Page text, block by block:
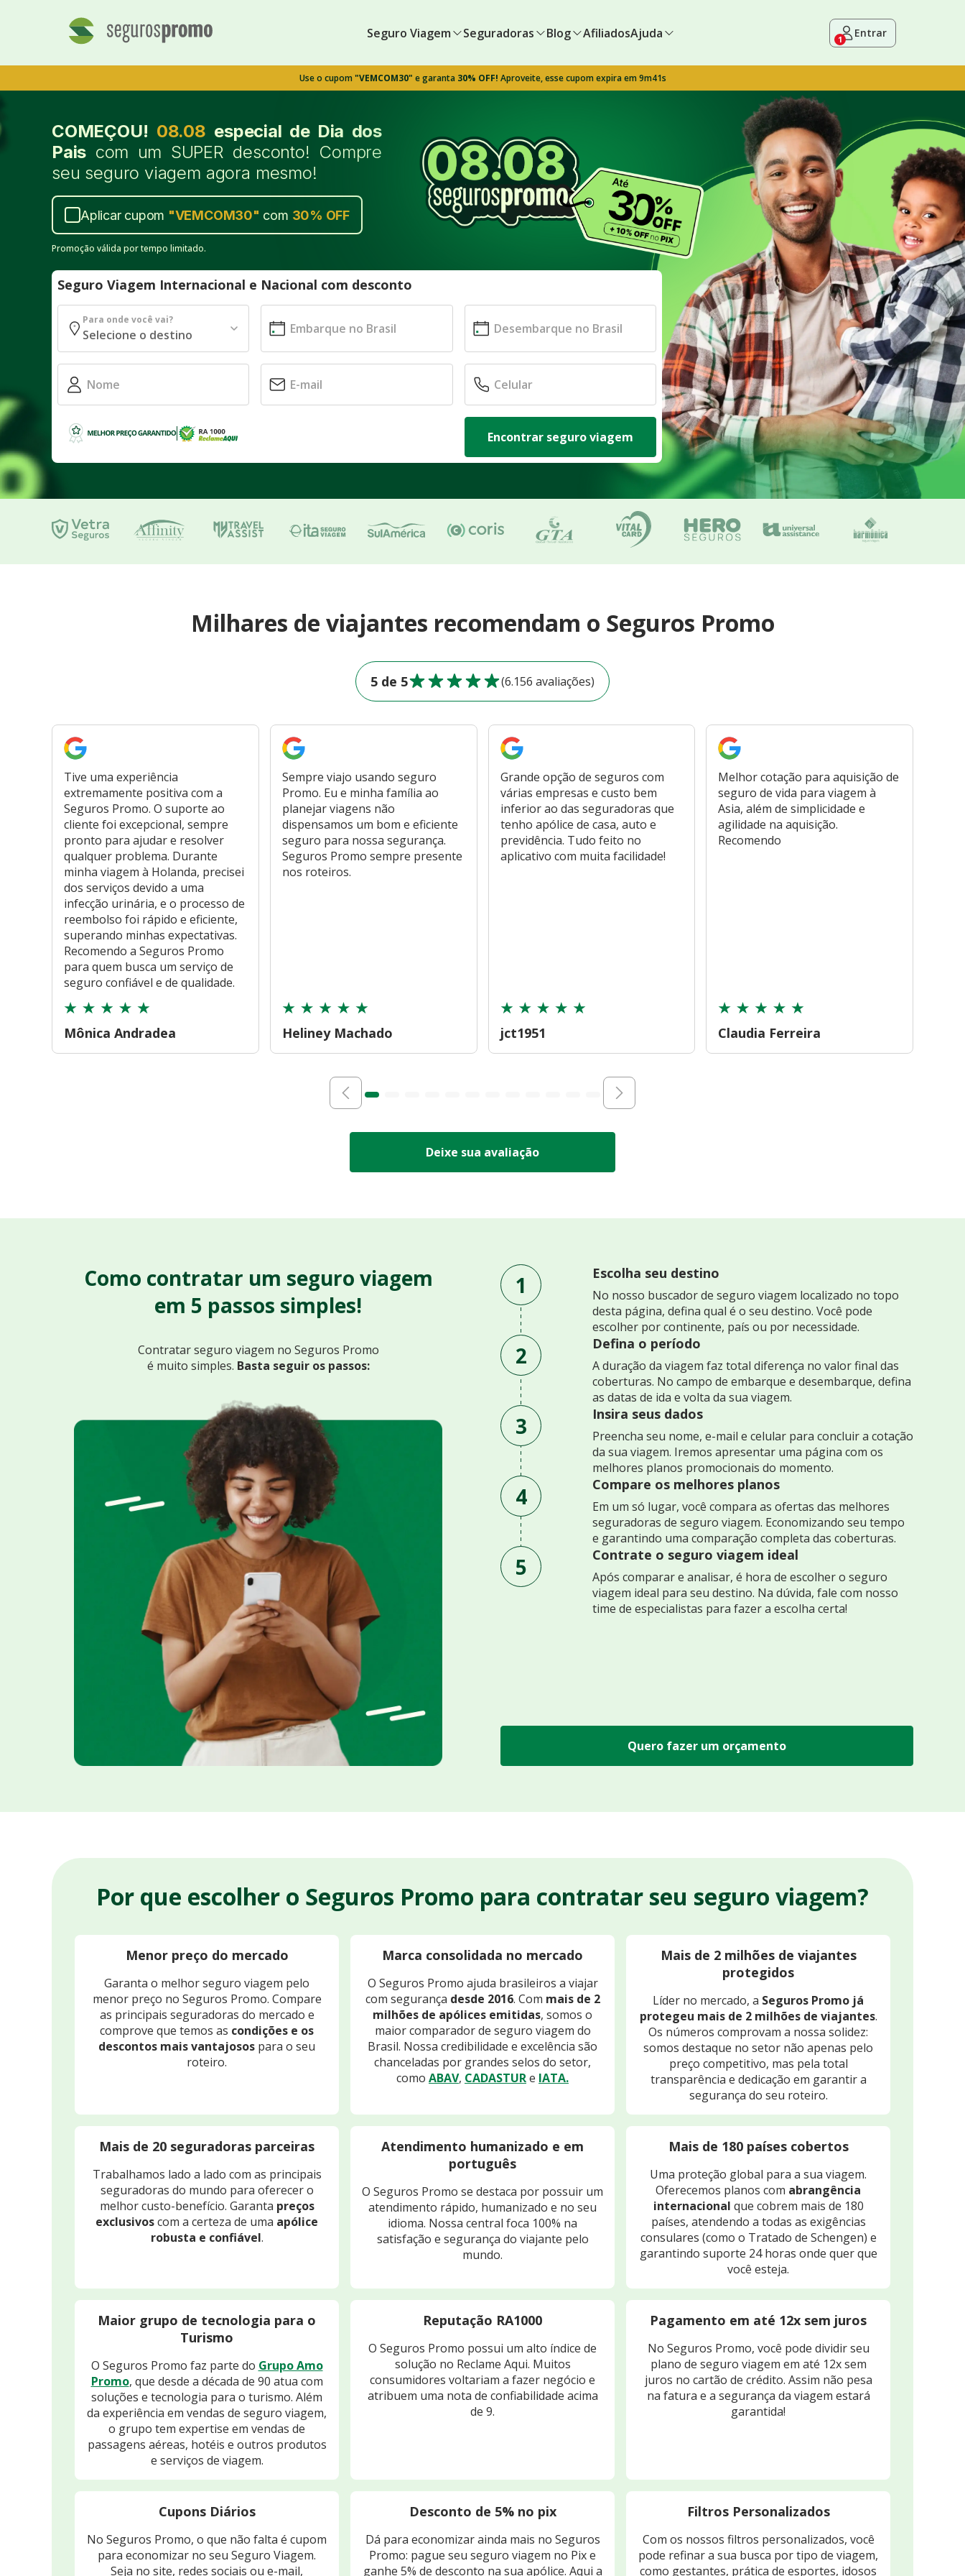
Seguro Viagem Seguradoras Blog AfiliadosAjuda 1 Entrar
Use o cupom"VEMCOM30" e garanta 30% OFF! Aproveite, esse cupom expira em 9m40s
COMEÇOU! 08.08 especial de Dia dos
Pais com um SUPER desconto! Compre
seu seguro viagem agora mesmo!
Aplicar cupom "VEMCOM30" com 30% OFF
Promoção válida por tempo limitado.
Seguro Viagem Internacional e Nacional com desconto
Para onde você vai?
Encontrar seguro viagem
Milhares de viajantes recomendam o Seguros Promo
5 de 5 (6.156 avaliações)
Tive uma experiência
extremamente positiva com a
Seguros Promo. O suporte ao
cliente foi excepcional, sempre
pronto para ajudar e resolver
qualquer problema. Durante
minha viagem à Holanda, precisei
dos serviços devido a uma
infecção urinária, e o processo de
reembolso foi rápido e eficiente,
superando minhas expectativas.
Recomendo a Seguros Promo
para quem busca um serviço de
seguro confiável e de qualidade.
Mônica Andradea
Sempre viajo usando seguro
Promo. Eu e minha família ao
planejar viagens não
dispensamos um bom e eficiente
seguro para nossa segurança.
Seguros Promo sempre presente
nos roteiros.
Heliney Machado
Grande opção de seguros com
várias empresas e custo bem
inferior ao das seguradoras que
tenho apólice de casa, auto e
previdência. Tudo feito no
aplicativo com muita facilidade!
jct1951
Melhor cotação para aquisição de
seguro de vida para viagem à
Asia, além de simplicidade e
agilidade na aquisição.
Recomendo
Claudia Ferreira
Deixe sua avaliação
Como contratar um seguro viagem
em 5 passos simples!
Contratar seguro viagem no Seguros Promo
é muito simples. Basta seguir os passos:
1 Escolha seu destino
No nosso buscador de seguro viagem localizado no topo
desta página, defina qual é o seu destino. Você pode
escolher por continente, país ou por necessidade.
2 Defina o período
A duração da viagem faz total diferença no valor final das
coberturas. No campo de embarque e desembarque, defina
as datas de ida e volta da sua viagem.
3 Insira seus dados
Preencha seu nome, e-mail e celular para concluir a cotação
da sua viagem. Iremos apresentar uma página com os
melhores planos promocionais do momento.
4 Compare os melhores planos
Em um só lugar, você compara as ofertas das melhores
seguradoras de seguro viagem. Economizando seu tempo
e garantindo uma comparação completa das coberturas.
5 Contrate o seguro viagem ideal
Após comparar e analisar, é hora de escolher o seguro
viagem ideal para seu destino. Na dúvida, fale com nosso
time de especialistas para fazer a escolha certa!
Quero fazer um orçamento
Por que escolher o Seguros Promo para contratar seu seguro viagem?
Menor preço do mercado
Garanta o melhor seguro viagem pelo
menor preço no Seguros Promo. Compare
as principais seguradoras do mercado e
comprove que temos as condições e os
descontos mais vantajosos para o seu
roteiro.
Marca consolidada no mercado
O Seguros Promo ajuda brasileiros a viajar
com segurança desde 2016. Com mais de 2
milhões de apólices emitidas, somos o
maior comparador de seguro viagem do
Brasil. Nossa credibilidade e excelência são
chanceladas por grandes selos do setor,
como ABAV, CADASTURe IATA.
Mais de 2 milhões de viajantes
protegidos
Líder no mercado, a Seguros Promo já
protegeu mais de 2 milhões de viajantes.
Os números comprovam a nossa solidez:
somos destaque no setor não apenas pelo
preço competitivo, mas pela total
transparência e dedicação em garantir a
segurança do seu roteiro.
Mais de 20 seguradoras parceiras
Trabalhamos lado a lado com as principais
seguradoras do mundo para oferecer o
melhor custo-benefício. Garanta preços
exclusivoscom a certeza de uma apólice
robusta e confiável.
Atendimento humanizado e em
português
O Seguros Promo se destaca por possuir um
atendimento rápido, humanizado e no seu
idioma. Nossa central foca 100% na
satisfação e segurança do viajante pelo
mundo.
Mais de 180 países cobertos
Uma proteção global para a sua viagem.
Oferecemos planos com abrangência
internacional que cobrem mais de 180
países, atendendo a todas as exigências
consulares (como o Tratado de Schengen) e
garantindo suporte 24 horas onde quer que
você esteja.
Maior grupo de tecnologia para o
Turismo
O Seguros Promo faz parte do Grupo Amo
Promo, que desde a década de 90 atua com
soluções e tecnologia para o turismo. Além
da experiência em vendas de seguro viagem,
o grupo tem expertise em vendas de
passagens aéreas, hotéis e outros produtos
e serviços de viagem.
Reputação RA1000
O Seguros Promo possui um alto índice de
solução no Reclame Aqui. Muitos
consumidores voltariam a fazer negócio e
atribuem uma nota de confiabilidade acima
de 9.
Pagamento em até 12x sem juros
No Seguros Promo, você pode dividir seu
plano de seguro viagem em até 12x sem
juros no cartão de crédito. Assim não pesa
na fatura e a segurança da viagem estará
garantida!
Cupons Diários
No Seguros Promo, o que não falta é cupom
para economizar no seu Seguro Viagem.
Seja no site, redes sociais ou e-mail,
Desconto de 5% no pix
Dá para economizar ainda mais no Seguros
Promo: pague seu seguro viagem no Pix e
ganhe 5% de desconto na sua apólice. Aqui a
Filtros Personalizados
Com os nossos filtros personalizados, você
pode refinar a sua busca por tipo de viagem,
como gestantes, prática de esportes, idosos